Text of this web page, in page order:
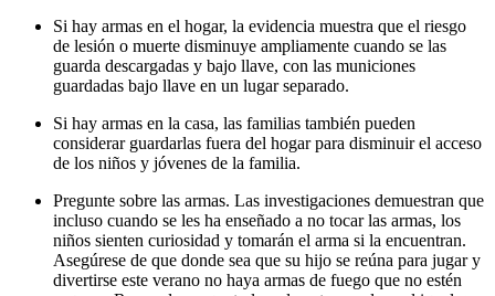
Si hay armas en el hogar, la evidencia muestra que el riesgo
de lesión o muerte disminuye ampliamente cuando se las
guarda descargadas y bajo llave, con las municiones
guardadas bajo llave en un lugar separado.
Si hay armas en la casa, las familias también pueden
considerar guardarlas fuera del hogar para disminuir el acceso
de los niños y jóvenes de la familia.
Pregunte sobre las armas. Las investigaciones demuestran que
incluso cuando se les ha enseñado a no tocar las armas, los
niños sienten curiosidad y tomarán el arma si la encuentran.
Asegúrese de que donde sea que su hijo se reúna para jugar y
divertirse este verano no haya armas de fuego que no estén